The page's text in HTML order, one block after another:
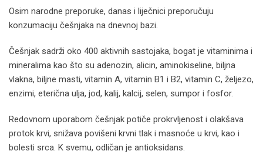
Osim narodne preporuke, danas i liječnici preporučuju
konzumaciju češnjaka na dnevnoj bazi.
Češnjak sadrži oko 400 aktivnih sastojaka, bogat je vitaminima i
mineralima kao što su adenozin, alicin, aminokiseline, biljna
vlakna, biljne masti, vitamin A, vitamin B1 i B2, vitamin C, željezo,
enzimi, eterična ulja, jod, kalij, kalcij, selen, sumpor i fosfor.
Redovnom uporabom češnjak potiče prokrvljenost i olakšava
protok krvi, snižava povišeni krvni tlak i masnoće u krvi, kao i
bolesti srca. K svemu, odličan je antioksidans.